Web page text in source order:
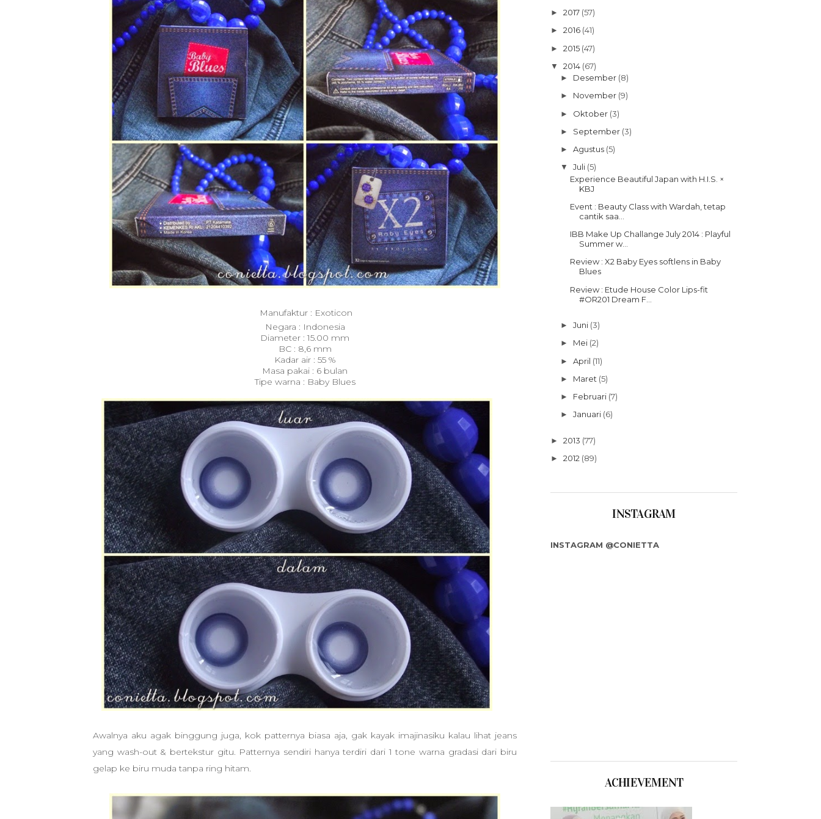
Manufaktur : Exoticon
Negara : Indonesia
Diameter : 15.00 mm
BC : 8,6 mm
Kadar air : 55 %
Masa pakai : 6 bulan
Tipe warna : Baby Blues
Awalnya aku agak binggung juga, kok patternya biasa aja, gak kayak imajinasiku kalau lihat jeans
yang wash-out & bertekstur gitu. Patternya sendiri hanya terdiri dari 1 tone warna gradasi dari biru
gelap ke biru muda tanpa ring hitam.
► 2017 (57)
► 2016 (41)
► 2015 (47)
▼ 2014 (67)
► Desember (8)
► November (9)
► Oktober (3)
► September (3)
► Agustus (5)
▼ Juli (5)
Experience Beautiful Japan with H.I.S. ×
KBJ
Event : Beauty Class with Wardah, tetap
cantik saa...
IBB Make Up Challange July 2014 : Playful
Summer w...
Review : X2 Baby Eyes softlens in Baby
Blues
Review : Etude House Color Lips-fit
#OR201 Dream F...
► Juni (3)
► Mei (2)
► April (11)
► Maret (5)
► Februari (7)
► Januari (6)
► 2013 (77)
► 2012 (89)
INSTAGRAM
INSTAGRAM @CONIETTA
ACHIEVEMENT